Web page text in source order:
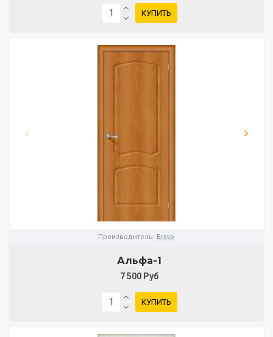
КУПИТЬ
Производитель: Bravo
Альфа-1
7 500 Руб
КУПИТЬ